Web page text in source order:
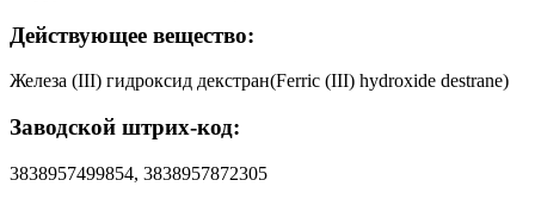
Действующее вещество:
Железа (III) гидроксид декстран(Ferric (III) hydroxide destrane)
Заводской штрих-код:
3838957499854, 3838957872305